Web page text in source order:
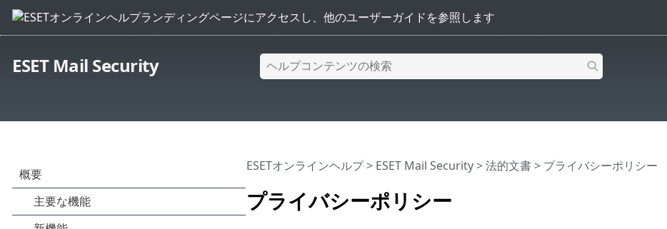
ESET Mail Security
プライバシーポリシー
ESETオンラインヘルプ> ESET Mail Security>法的文書> プライバシーポリシー